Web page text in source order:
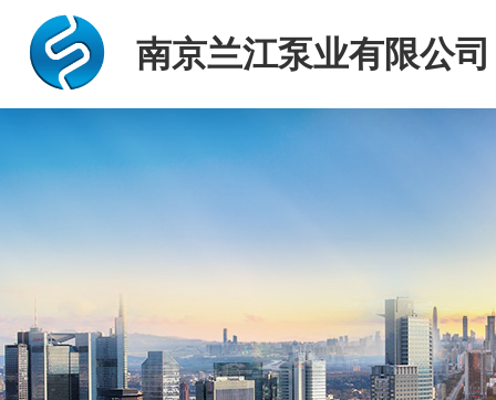
南京兰江泵业有限公司